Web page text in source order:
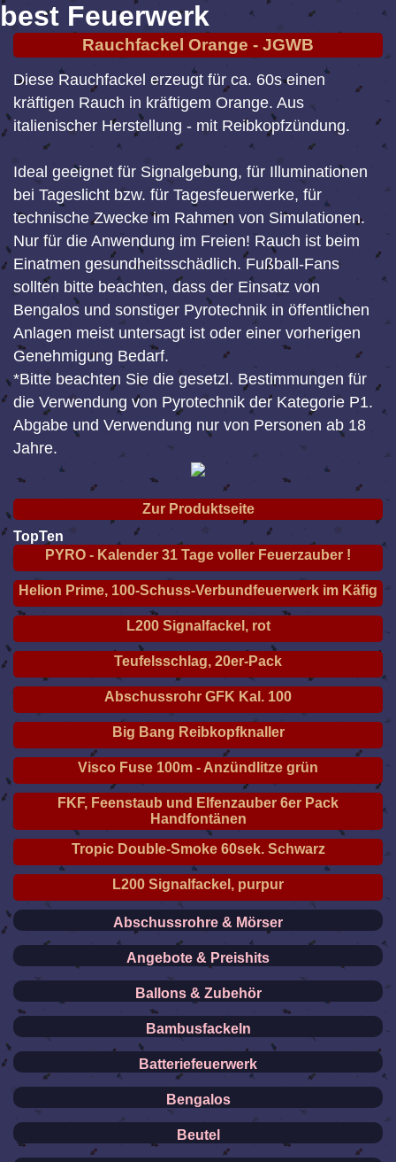
best Feuerwerk
Rauchfackel Orange - JGWB
Diese Rauchfackel erzeugt für ca. 60s einen
kräftigen Rauch in kräftigem Orange. Aus
italienischer Herstellung - mit Reibkopfzündung.
Ideal geeignet für Signalgebung, für Illuminationen
bei Tageslicht bzw. für Tagesfeuerwerke, für
technische Zwecke im Rahmen von Simulationen.
Nur für die Anwendung im Freien! Rauch ist beim
Einatmen gesundheitsschädlich. Fußball-Fans
sollten bitte beachten, dass der Einsatz von
Bengalos und sonstiger Pyrotechnik in öffentlichen
Anlagen meist untersagt ist oder einer vorherigen
Genehmigung Bedarf.
*Bitte beachten Sie die gesetzl. Bestimmungen für
die Verwendung von Pyrotechnik der Kategorie P1.
Abgabe und Verwendung nur von Personen ab 18
Jahre.
Zur Produktseite
TopTen
PYRO - Kalender 31 Tage voller Feuerzauber !
Helion Prime, 100-Schuss-Verbundfeuerwerk im Käfig
L200 Signalfackel, rot
Teufelsschlag, 20er-Pack
Abschussrohr GFK Kal. 100
Big Bang Reibkopfknaller
Visco Fuse 100m - Anzündlitze grün
FKF, Feenstaub und Elfenzauber 6er Pack
Handfontänen
Tropic Double-Smoke 60sek. Schwarz
L200 Signalfackel, purpur
Abschussrohre & Mörser
Angebote & Preishits
Ballons & Zubehör
Bambusfackeln
Batteriefeuerwerk
Bengalos
Beutel